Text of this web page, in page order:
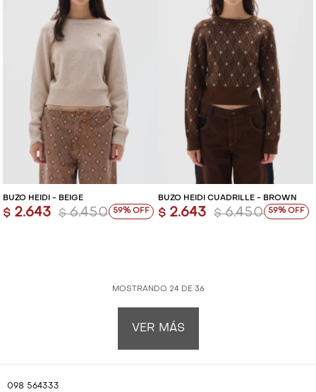
BUZO HEIDI - BEIGE
$ 2.643 $ 6.450 59
BUZO HEIDI CUADRILLÉ - BROWN
$ 2.643 $ 6.450 59
MOSTRANDO 24 DE 36
VER MÁS
098 564333